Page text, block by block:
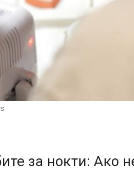
за нокти: Ако
Малолетниците ќе
15-тата година:
Нов тест